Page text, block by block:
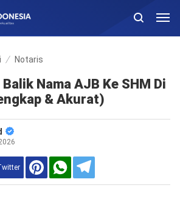
Notaris
Nama AJB Ke SHM Di
& Akurat)